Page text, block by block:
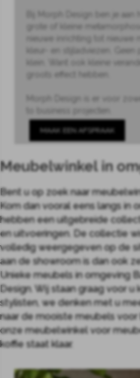
Bij Morph Design ben je aan
grote of kleine
nieuwe inrichting tot nieuwe
kleur- en stijladviezen.
klein. Want ook kleine
groots effect hebben.
Morph Design is er voor
to business projecten.
MAAK EEN AFSPRAAK
Meubelwinkel in
Bent u op zoek naar
Kom dan vooral eens langs in
hebben een uitgebreide
en uitvoeringen. De collectie
volledig weergegeven op de
aan de showroom is dan ook
Unieke meubels in omgeving
Design. Wij staan graag voor
stylisten, we denken met u
naar de mooiste meubels voor
onze meubelwinkel voor
koffie staat klaar.